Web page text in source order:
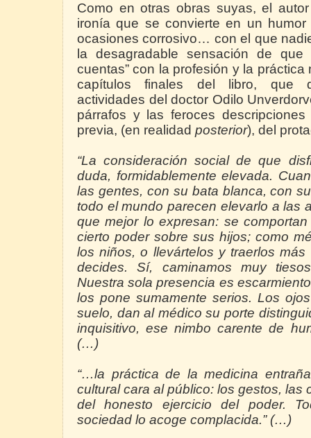
Como en otras obras suyas, el
ironía que se convierte en un
ocasiones corrosivo… con el que
la desagradable sensación de
cuentas” con la profesión y la
capítulos finales del libro, que
actividades del doctor Odilo
párrafos y las feroces
previa, (en realidad posterior), del
“La consideración social de que
duda, formidablemente elevada.
las gentes, con su bata blanca, con
todo el mundo parecen elevarlo a las
que mejor lo expresan: se
cierto poder sobre sus hijos; como
los niños, o llevártelos y traerlos
decides. Sí, caminamos muy
Nuestra sola presencia es
los pone sumamente serios. Los
suelo, dan al médico su porte
inquisitivo, ese nimbo carente de
(…)
“…la práctica de la medicina
cultural cara al público: los gestos, las
del honesto ejercicio del poder.
sociedad lo acoge complacida.” (…)